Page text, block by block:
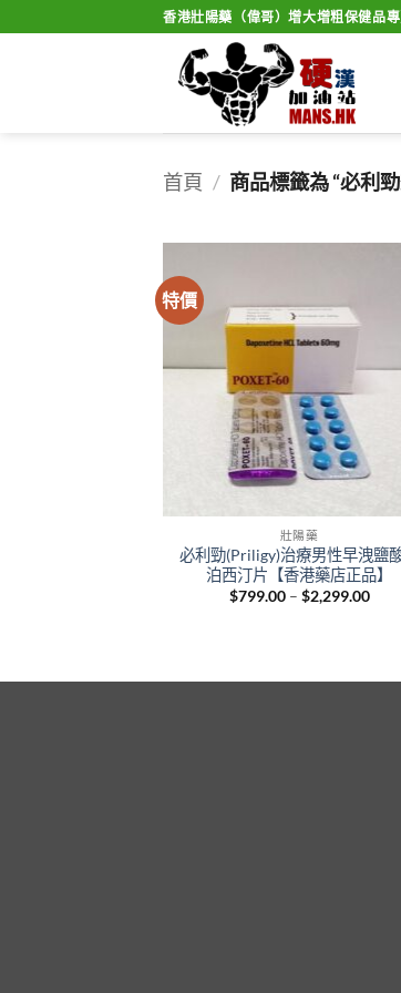
to
香港壯陽藥（偉哥）增大增粗保健品
首頁 / 商品標籤為 “必利
特價
壯陽藥
必利勁(Priligy)治療男性早洩鹽
泊西汀片【香港藥店正品】
$799.00 – $2,299.00Price